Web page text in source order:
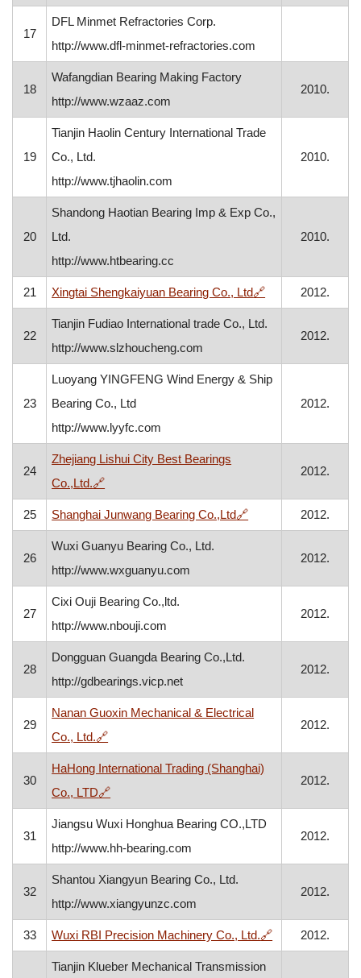
17
DFL Minmet Refractories Corp.
http://www.dfl-minmet-refractories.com
18
Wafangdian Bearing Making Factory
http://www.wzaaz.com
2010.
19
Tianjin Haolin Century International Trade
Co., Ltd.
http://www.tjhaolin.com
2010.
20
Shandong Haotian Bearing Imp & Exp Co.,
Ltd.
http://www.htbearing.cc
2010.
21 Xingtai Shengkaiyuan Bearing Co., Ltd🔗, otvara se u
2012.
22
Tianjin Fudiao International trade Co., Ltd.
http://www.slzhoucheng.com
2012.
23
Luoyang YINGFENG Wind Energy & Ship
Bearing Co., Ltd
http://www.lyyfc.com
2012.
24
Zhejiang Lishui City Best Bearings
Co.,Ltd.🔗, otvara se u novom prozoru
2012.
25 Shanghai Junwang Bearing Co.,Ltd🔗, otvara se u novom
2012.
26
Wuxi Guanyu Bearing Co., Ltd.
http://www.wxguanyu.com
2012.
27
Cixi Ouji Bearing Co.,ltd.
http://www.nbouji.com
2012.
28
Dongguan Guangda Bearing Co.,Ltd.
http://gdbearings.vicp.net
2012.
29
Nanan Guoxin Mechanical & Electrical
Co., Ltd.🔗, otvara se u novom prozoru
2012.
30
HaHong International Trading (Shanghai)
Co., LTD🔗, otvara se u novom prozoru
2012.
31
Jiangsu Wuxi Honghua Bearing CO.,LTD
http://www.hh-bearing.com
2012.
32
Shantou Xiangyun Bearing Co., Ltd.
http://www.xiangyunzc.com
2012.
33 Wuxi RBI Precision Machinery Co., Ltd.🔗, otvara se u
2012.
Tianjin Klueber Mechanical Transmission